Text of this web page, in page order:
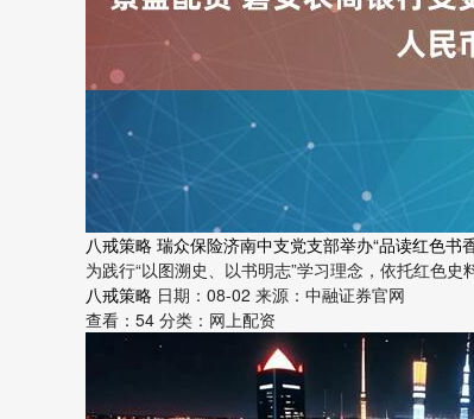
八戒策略 瑞众保险济南中支党支部举办“品读红色书
为践行“以图溯史、以书明志”学习理念，依托红色
八戒策略 日期：08-02 来源：中融证券官网
查看： 54 分类： 网上配资